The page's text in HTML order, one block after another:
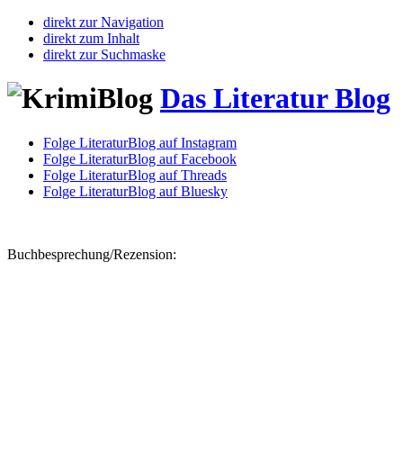
direkt zur Navigation
direkt zum Inhalt
direkt zur Suchmaske
Das Literatur Blog
Folge LiteraturBlog auf Instagram
Folge LiteraturBlog auf Facebook
Folge LiteraturBlog auf Threads
Folge LiteraturBlog auf Bluesky
Buchbesprechung/Rezension: